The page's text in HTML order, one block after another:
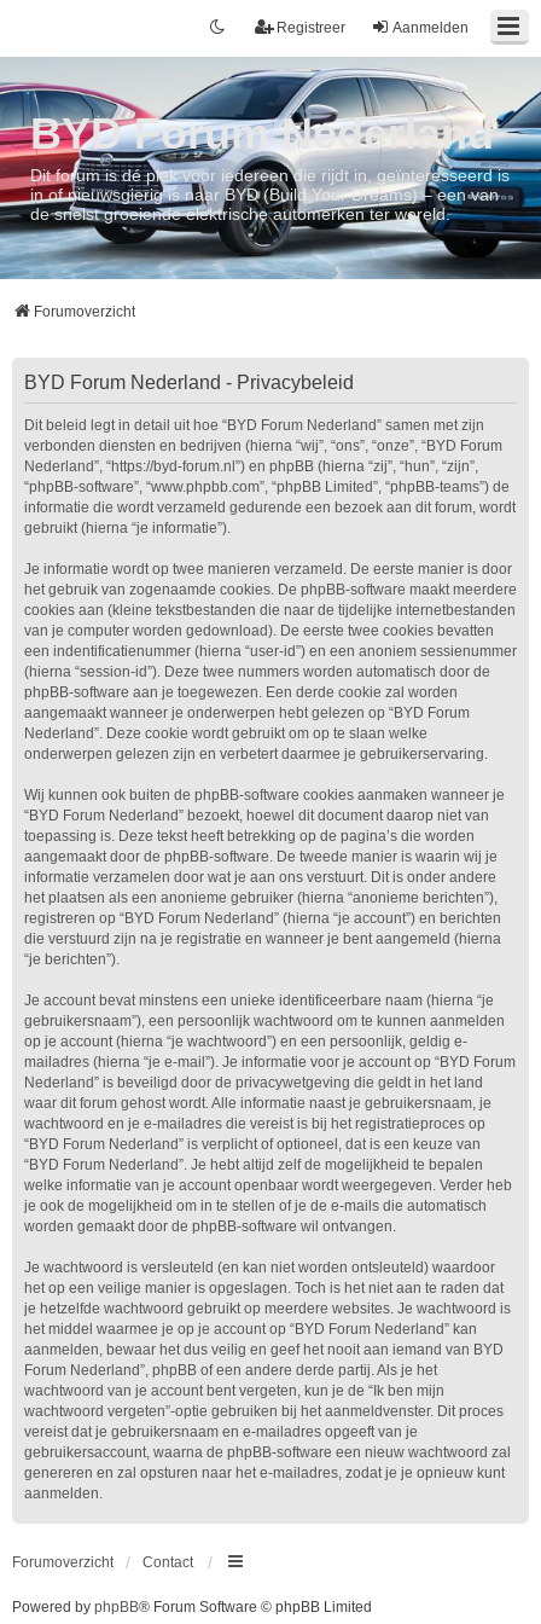
Aanmelden
Registreer
BYD Forum Nederland
Dit forum is dé plek voor iedereen die rijdt in, geïnteresseerd is
in of nieuwsgierig is naar BYD (Build Your Dreams) – een van
de snelst groeiende elektrische automerken ter wereld.
Forumoverzicht
BYD Forum Nederland - Privacybeleid
Dit beleid legt in detail uit hoe “BYD Forum Nederland” samen met zijn
verbonden diensten en bedrijven (hierna “wij”, “ons”, “onze”, “BYD Forum
Nederland”, “https://byd-forum.nl”) en phpBB (hierna “zij”, “hun”, “zijn”,
“phpBB-software”, “www.phpbb.com”, “phpBB Limited”, “phpBB-teams”) de
informatie die wordt verzameld gedurende een bezoek aan dit forum, wordt
gebruikt (hierna “je informatie”).
Je informatie wordt op twee manieren verzameld. De eerste manier is door
het gebruik van zogenaamde cookies. De phpBB-software maakt meerdere
cookies aan (kleine tekstbestanden die naar de tijdelijke internetbestanden
van je computer worden gedownload). De eerste twee cookies bevatten
een indentificatienummer (hierna “user-id”) en een anoniem sessienummer
(hierna “session-id”). Deze twee nummers worden automatisch door de
phpBB-software aan je toegewezen. Een derde cookie zal worden
aangemaakt wanneer je onderwerpen hebt gelezen op “BYD Forum
Nederland”. Deze cookie wordt gebruikt om op te slaan welke
onderwerpen gelezen zijn en verbetert daarmee je gebruikerservaring.
Wij kunnen ook buiten de phpBB-software cookies aanmaken wanneer je
“BYD Forum Nederland” bezoekt, hoewel dit document daarop niet van
toepassing is. Deze tekst heeft betrekking op de pagina’s die worden
aangemaakt door de phpBB-software. De tweede manier is waarin wij je
informatie verzamelen door wat je aan ons verstuurt. Dit is onder andere
het plaatsen als een anonieme gebruiker (hierna “anonieme berichten”),
registreren op “BYD Forum Nederland” (hierna “je account”) en berichten
die verstuurd zijn na je registratie en wanneer je bent aangemeld (hierna
“je berichten”).
Je account bevat minstens een unieke identificeerbare naam (hierna “je
gebruikersnaam”), een persoonlijk wachtwoord om te kunnen aanmelden
op je account (hierna “je wachtwoord”) en een persoonlijk, geldig e-
mailadres (hierna “je e-mail”). Je informatie voor je account op “BYD Forum
Nederland” is beveiligd door de privacywetgeving die geldt in het land
waar dit forum gehost wordt. Alle informatie naast je gebruikersnaam, je
wachtwoord en je e-mailadres die vereist is bij het registratieproces op
“BYD Forum Nederland” is verplicht of optioneel, dat is een keuze van
“BYD Forum Nederland”. Je hebt altijd zelf de mogelijkheid te bepalen
welke informatie van je account openbaar wordt weergegeven. Verder heb
je ook de mogelijkheid om in te stellen of je de e-mails die automatisch
worden gemaakt door de phpBB-software wil ontvangen.
Je wachtwoord is versleuteld (en kan niet worden ontsleuteld) waardoor
het op een veilige manier is opgeslagen. Toch is het niet aan te raden dat
je hetzelfde wachtwoord gebruikt op meerdere websites. Je wachtwoord is
het middel waarmee je op je account op “BYD Forum Nederland” kan
aanmelden, bewaar het dus veilig en geef het nooit aan iemand van BYD
Forum Nederland”, phpBB of een andere derde partij. Als je het
wachtwoord van je account bent vergeten, kun je de “Ik ben mijn
wachtwoord vergeten”-optie gebruiken bij het aanmeldvenster. Dit proces
vereist dat je gebruikersnaam en e-mailadres opgeeft van je
gebruikersaccount, waarna de phpBB-software een nieuw wachtwoord zal
genereren en zal opsturen naar het e-mailadres, zodat je je opnieuw kunt
aanmelden.
Forumoverzicht Contact
Powered by phpBB® Forum Software © phpBB Limited